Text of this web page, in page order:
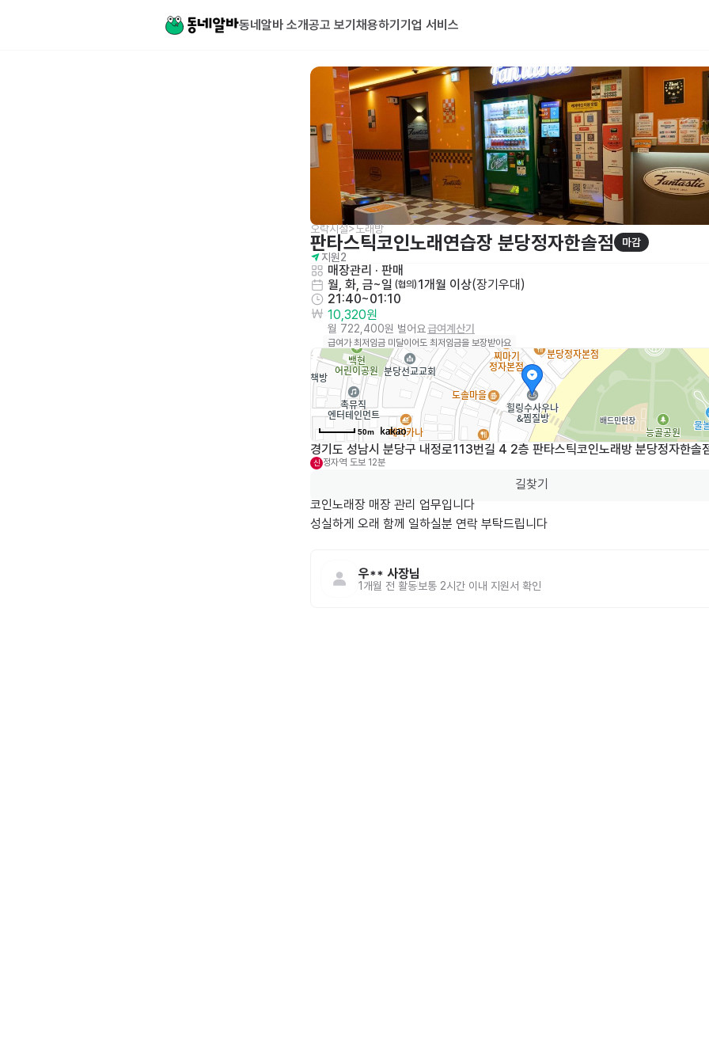
동네알바 소개공고 보기 채용하기 기업 서비스
오락시설>노래방
판타스틱코인노래연습장 분당정자한솔점
마감
지원2
매장관리 · 판매
월, 화, 금~일 (협의) 1개월 이상(장기우대 )
21:40~01:10
10,320원
월 722,400원 벌어요급여계산기
급여가 최저임금 미달이어도 최저임금을 보장받아요
50m
경기도 성남시 분당구 내정로113번길 4 2층 판타스틱코인노래방 분당정자한솔
신 정자역 도보 12분
길찾기
코인노래장 매장 관리 업무입니다
성실하게 오래 함께 일하실분 연락 부탁드립니다
우** 사장님
1개월 전 활동 보통 2시간 이내 지원서 확인